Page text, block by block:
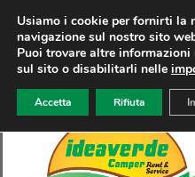
Usiamo i cookie per fornirti la
navigazione sul nostro sito
Puoi trovare altre
sul sito o disabilitarli nelle
Accetta Rifiuta